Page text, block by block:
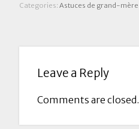
Categories: Astuces de grand-mère
Leave a Reply
Comments are closed.